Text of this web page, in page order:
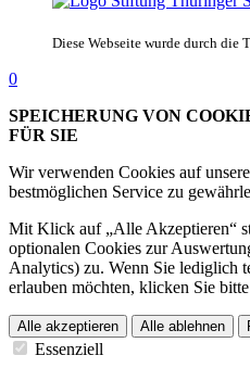
Diese Webseite wurde durch die
0
SPEICHERUNG VON
FÜR SIE
Wir verwenden Cookies auf
bestmöglichen Service zu
Mit Klick auf „Alle Akzeptieren“
optionalen Cookies zur
Analytics) zu. Wenn Sie lediglich
erlauben möchten, klicken Sie
Alle akzeptieren Alle ablehnen
Essenziell